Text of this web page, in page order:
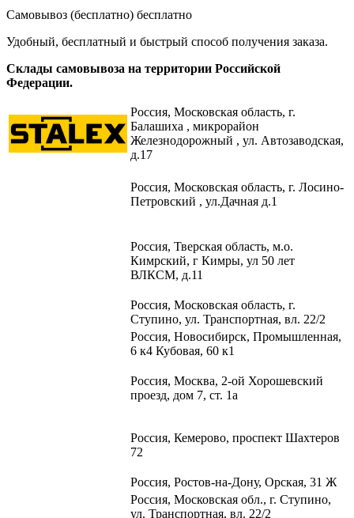
Самовывоз (бесплатно) бесплатно
Удобный, бесплатный и быстрый способ получения заказа.
Склады самовывоза на территории Российской
Федерации.
Россия, Московская область, г.
Балашиха , микрорайон
Железнодорожный , ул. Автозаводская,
д.17
Россия, Московская область, г. Лосино-
Петровский , ул.Дачная д.1
Россия, Тверская область, м.о.
Кимрский, г Кимры, ул 50 лет
ВЛКСМ, д.11
Россия, Московская область, г.
Ступино, ул. Транспортная, вл. 22/2​
Россия, Новосибирск, Промышленная,
6 к4 Кубовая, 60 к1​
Россия, Москва, 2-ой Хорошевский
проезд, дом 7, ст. 1а
Россия, Кемерово, проспект Шахтеров
72
Россия, Ростов-на-Дону, Орская, 31 Ж
Россия, Московская обл., г. Ступино,
ул. Транспортная, вл. 22/2